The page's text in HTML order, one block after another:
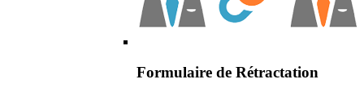
Formulaire de Rétractation